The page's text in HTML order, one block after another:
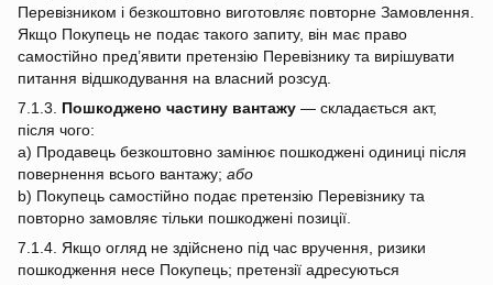
Перевізником і безкоштовно виготовляє повторне Замовлення.
Якщо Покупець не подає такого запиту, він має право
самостійно пред’явити претензію Перевізнику та вирішувати
питання відшкодування на власний розсуд.
7.1.3. Пошкоджено частину вантажу — складається акт,
після чого:
a) Продавець безкоштовно замінює пошкоджені одиниці після
повернення всього вантажу; або
b) Покупець самостійно подає претензію Перевізнику та
повторно замовляє тільки пошкоджені позиції.
7.1.4. Якщо огляд не здійснено під час вручення, ризики
пошкодження несе Покупець; претензії адресуються